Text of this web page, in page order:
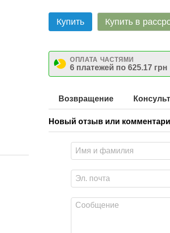
Купить Купить в
ОПЛАТА ЧАСТЯМИ
6 платежей по 625.17 грн
Возвращение
Новый отзыв или